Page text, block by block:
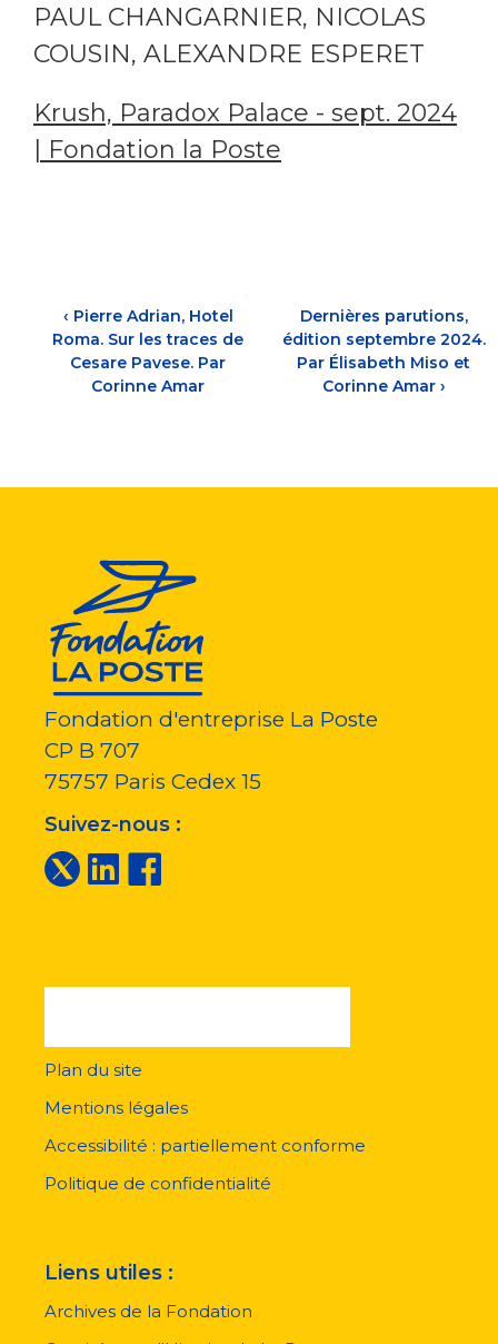
PAUL CHANGARNIER, NICOLAS
COUSIN, ALEXANDRE ESPERET
Krush, Paradox Palace - sept. 2024
| Fondation la Poste
‹ Pierre Adrian, Hotel
Roma. Sur les traces de
Cesare Pavese. Par
Corinne Amar
Dernières parutions,
édition septembre 2024.
Par Élisabeth Miso et
Corinne Amar ›
Fondation d'entreprise La Poste
CP B 707
75757 Paris Cedex 15
Suivez-nous :
pied
page
Plan du site
Mentions légales
Accessibilité : partiellement conforme
Politique de confidentialité
Liens utiles :
Archives de la Fondation